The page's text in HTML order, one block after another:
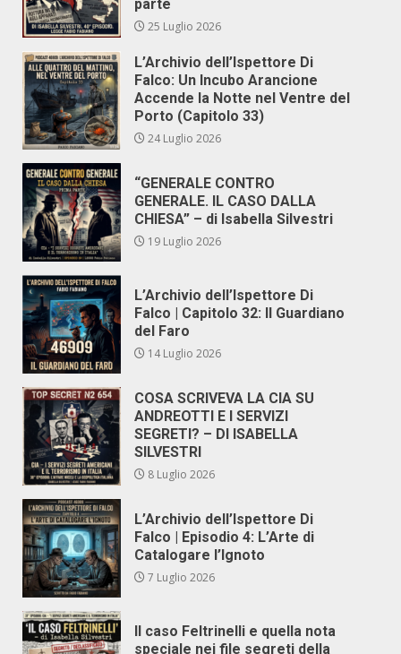
parte
25 Luglio 2026
L’Archivio dell’Ispettore Di
Falco: Un Incubo Arancione
Accende la Notte nel Ventre del
Porto (Capitolo 33)
24 Luglio 2026
“GENERALE CONTRO
GENERALE. IL CASO DALLA
CHIESA” – di Isabella Silvestri
19 Luglio 2026
L’Archivio dell’Ispettore Di
Falco | Capitolo 32: Il Guardiano
del Faro
14 Luglio 2026
COSA SCRIVEVA LA CIA SU
ANDREOTTI E I SERVIZI
SEGRETI? – DI ISABELLA
SILVESTRI
8 Luglio 2026
L’Archivio dell’Ispettore Di
Falco | Episodio 4: L’Arte di
Catalogare l’Ignoto
7 Luglio 2026
Il caso Feltrinelli e quella nota
speciale nei file segreti della